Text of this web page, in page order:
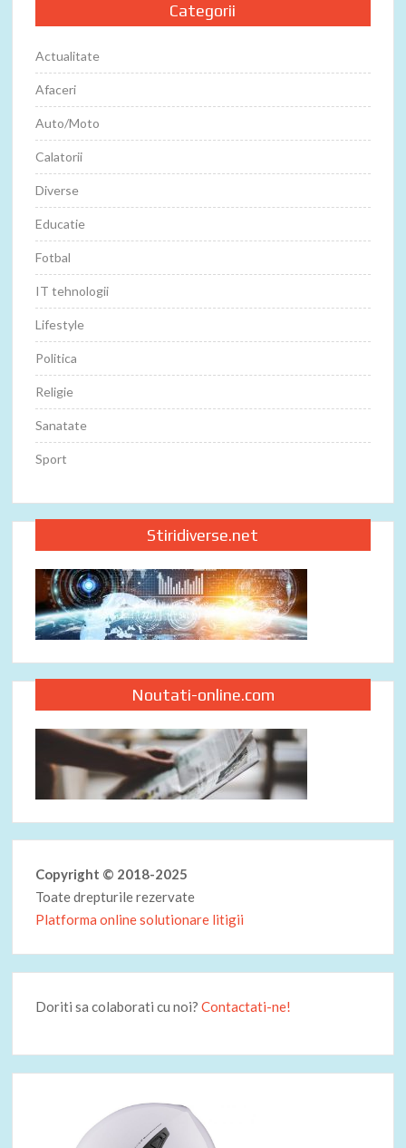
Categorii
Actualitate
Afaceri
Auto/Moto
Calatorii
Diverse
Educatie
Fotbal
IT tehnologii
Lifestyle
Politica
Religie
Sanatate
Sport
Stiridiverse.net
Noutati-online.com
Copyright © 2018-2025
Toate drepturile rezervate
Platforma online solutionare litigii
Doriti sa colaborati cu noi?Contactati-ne!